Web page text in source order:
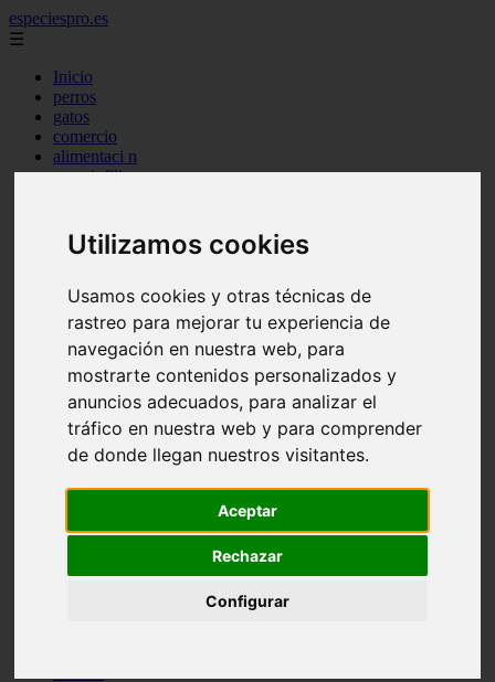
Utilizamos cookies
Usamos cookies y otras técnicas de
rastreo para mejorar tu experiencia de
navegación en nuestra web, para
mostrarte contenidos personalizados y
anuncios adecuados, para analizar el
tráfico en nuestra web y para comprender
de donde llegan nuestros visitantes.
Aceptar
Rechazar
Configurar
especiespro.es
☰
Inicio
perros
gatos
comercio
alimentaci n
acuariofilia
tenencia responsable
ventas
aves
marketing
bienestar
peque os mam feros
verano
legislaci n
peluquer a
accesorios
peluquer a canina
consejos
protagonistas
abandono